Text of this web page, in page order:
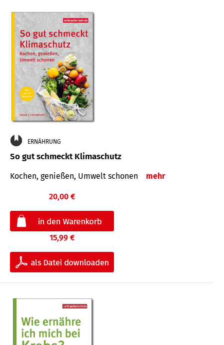
ERNÄHRUNG
So gut schmeckt Klimaschutz
Kochen, genießen, Umwelt schonen mehr
20,00 €
15,99 €